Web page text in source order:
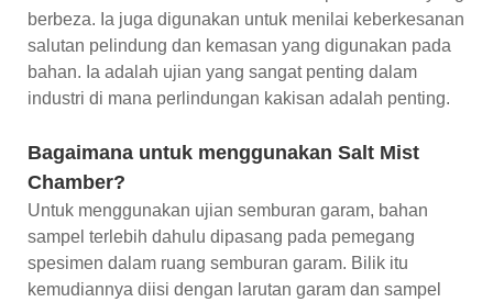
berbeza. Ia juga digunakan untuk menilai keberkesanan
salutan pelindung dan kemasan yang digunakan pada
bahan. Ia adalah ujian yang sangat penting dalam
industri di mana perlindungan kakisan adalah penting.
Bagaimana untuk menggunakan Salt Mist
Chamber?
Untuk menggunakan ujian semburan garam, bahan
sampel terlebih dahulu dipasang pada pemegang
spesimen dalam ruang semburan garam. Bilik itu
kemudiannya diisi dengan larutan garam dan sampel